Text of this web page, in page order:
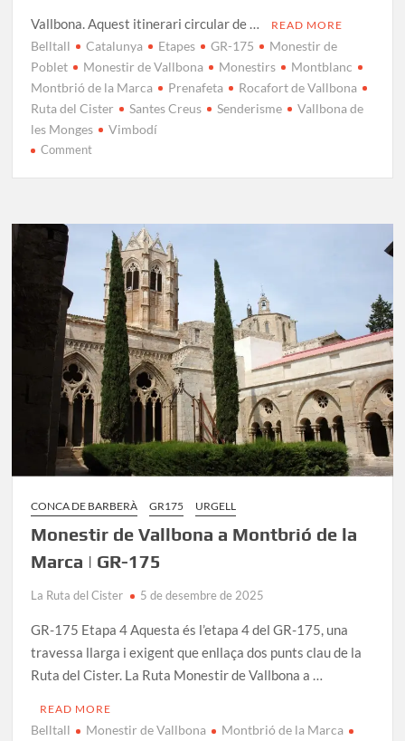
Vallbona. Aquest itinerari circular de …
READ MORE
Belltall Catalunya Etapes GR-175
Monestir de
Poblet
Monestir de Vallbona Monestirs
Montblanc
Montbrió de la Marca
Prenafeta
Rocafort de Vallbona
Ruta del Cister
Santes Creus Senderisme
Vallbona de
les Monges
Vimbodí
Commenton
GR-
175:
Etapes,
monestirs
senders
CONCA DE BARBERÀ GR175 URGELL
Monestir de Vallbona a Montbrió de la
Marca | GR-175
La Ruta del Cister 5 de desembre de 2025
GR-175 Etapa 4 Aquesta és l’etapa 4 del GR-175, una
travessa llarga i exigent que enllaça dos punts clau de la
Ruta del Cister. La Ruta Monestir de Vallbona a …
READ MORE
Belltall Monestir de Vallbona
Montbrió de la Marca